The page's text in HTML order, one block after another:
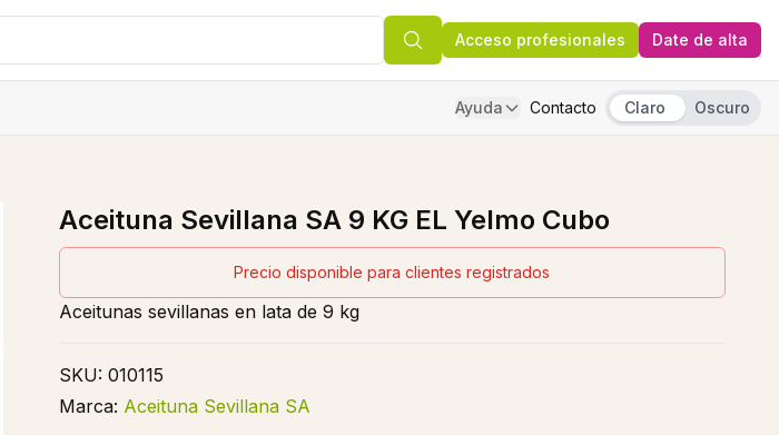
Acceso profesionales Date de alta
Ayuda Contacto Claro Oscuro
Aceituna Sevillana SA 9 KG EL Yelmo Cubo
Precio disponible para clientes registrados
Aceitunas sevillanas en lata de 9 kg
SKU: 010115
Marca: Aceituna Sevillana SA